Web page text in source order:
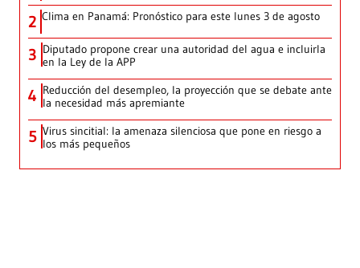
2 Clima en Panamá: Pronóstico para este lunes 3 de agosto
3 Diputado propone crear una autoridad del agua e incluirla
en la Ley de la APP
4 Reducción del desempleo, la proyección que se debate ante
la necesidad más apremiante
5 Virus sincitial: la amenaza silenciosa que pone en riesgo a
los más pequeños